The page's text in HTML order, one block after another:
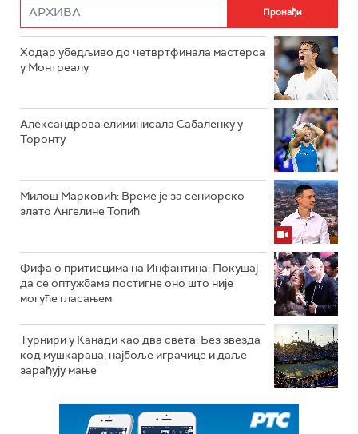
Ходар убедљиво до четвртфинала мастерса
у Монтреалу
Александрова елиминисала Сабаленку у
Торонту
Милош Марковић: Време је за сениорско
злато Ангелине Топић
Фифа о притисцима на Инфантина: Покушај
да се оптужбама постигне оно што није
могуће гласањем
Турнири у Канади као два света: Без звезда
код мушкараца, најбоље играчице и даље
зарађују мање